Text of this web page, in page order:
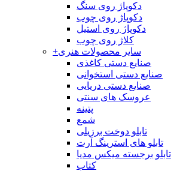
دکوپاژ روی سنگ
دکوپاژ روی چوب
دکوپاژ روی استیل
کلاژ روی چوب
+سایر محصولات هنری
صنایع دستی کاغذی
صنایع دستی استخوانی
صنایع دستی دریایی
عروسک های سنتی
پتینه
شمع
تابلو دوخت برزیلی
تابلو های استرینگ آرت
تابلو برجسته میکس مدیا
کتاب